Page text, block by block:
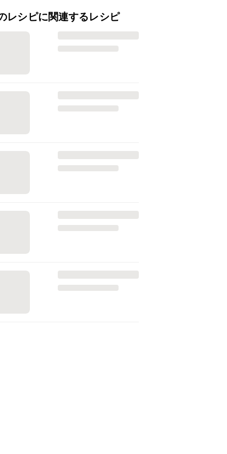
レシピに関連するレシピ